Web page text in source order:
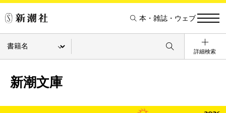
本・雑誌・ウェブ
詳細検索
新潮文庫